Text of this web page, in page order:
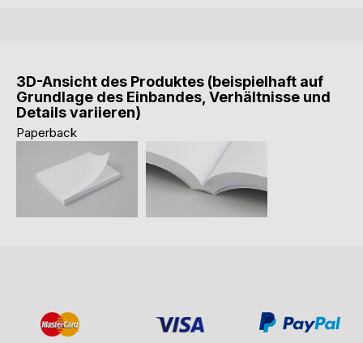
3D-Ansicht des Produktes (beispielhaft auf
Grundlage des Einbandes, Verhältnisse und
Details variieren)
Paperback